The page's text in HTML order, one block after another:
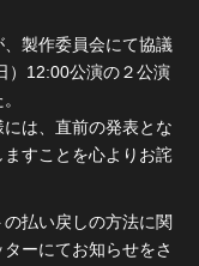
製作委員会にて協議
）12:00公演の２公演
は、直前の発表とな
すことを心よりお詫
払い戻しの方法に関
ーにてお知らせをさ